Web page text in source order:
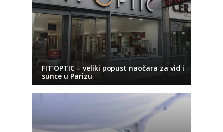
FIT’OPTIC – veliki popust naočara za vid i
sunce u Parizu